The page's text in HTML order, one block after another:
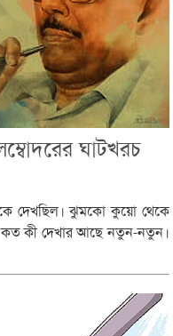
ঘাটখরচ
দেখছিল। ঝুমকো কুয়ো থেকে
কত কী দেখার আছে নতুন-নতুন।